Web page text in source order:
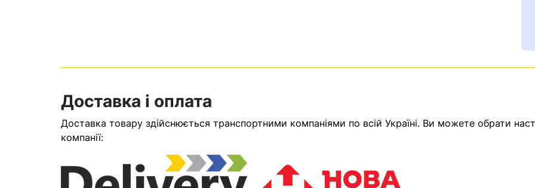
У кошику немає товарів.
Оператор зв’яжеться з
найближчим часом
Доставка і оплата
Доставка товару здійснюється транспортними компаніями по всій Україні. Ви можете обрати
компанії: